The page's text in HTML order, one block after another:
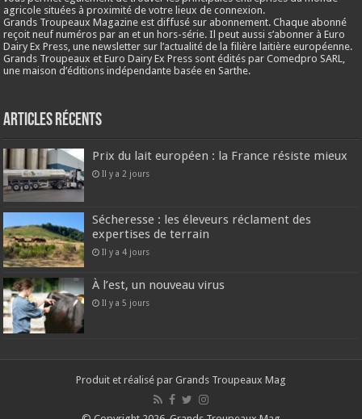
agricole situées à proximité de votre lieux de connexion.
Grands Troupeaux Magazine est diffusé sur abonnement. Chaque abonné
reçoit neuf numéros par an et un hors-série. Il peut aussi s’abonner à Euro
Dairy Ex Press, une newsletter sur l’actualité de la filière laitière européenne.
Grands Troupeaux et Euro Dairy Ex Press sont édités par Comedpro SARL,
une maison d’éditions indépendante basée en Sarthe.
Articles récents
Prix du lait européen : la France résiste mieux
Il y a 2 jours
Sécheresse : les éleveurs réclament des
expertises de terrain
Il y a 4 jours
À l’est, un nouveau virus
Il y a 5 jours
Produit et réalisé par Grands Troupeaux Mag